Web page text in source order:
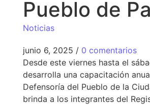
Pueblo de
Noticias
junio 6, 2025 / 0 comentarios
Desde este viernes hasta el
desarrolla una capacitación
Defensoría del Pueblo de la
brinda a los integrantes del